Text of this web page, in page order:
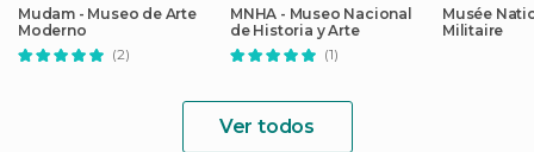
Mudam - Museo de Arte
Moderno
(2)
MNHA - Museo Nacional
de Historia y Arte
(1)
Musée
Militaire
Ver todos